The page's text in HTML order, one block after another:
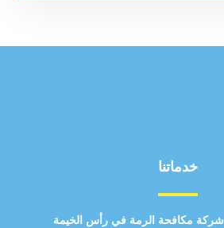
خدماتنا
شركة مكافحة الرمة في رأس الخيمة